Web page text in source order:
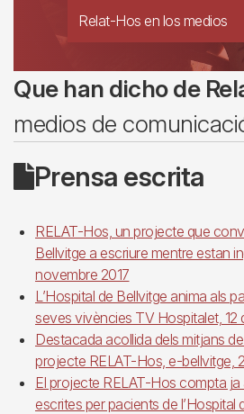
Relat-Hos en los medios
Que han dicho de
medios de
Prensa escrita
RELAT-Hos, un projecte que
Bellvitge a escriure mentre estan
novembre 2017
L’Hospital de Bellvitge anima als
seves vivències TV Hospitalet, 12
Destacada acollida dels mitjans
projecte RELAT-Hos, e-bellvitge,
El projecte RELAT-Hos compta
escrites per pacients de l’Hospital